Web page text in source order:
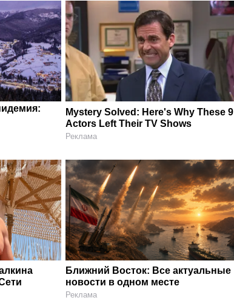
Mystery Solved: Here's Why These 9
Actors Left Their TV Shows
Реклама
Ближний Восток: Все актуальные
новости в одном месте
Реклама